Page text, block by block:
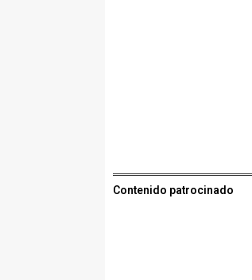
Contenido patrocinado